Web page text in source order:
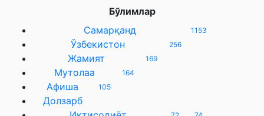
Бўлимлар
Самарқанд
1153
Ўзбекистон 256
Жамият 169
Мутолаа 164
Афиша 105
Долзарб